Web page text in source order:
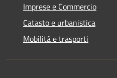
Imprese e Commercio
Catasto e urbanistica
Mobilità e trasporti